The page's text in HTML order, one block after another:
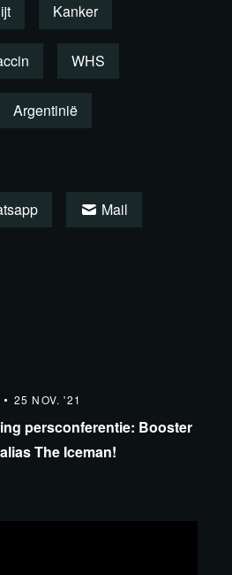
Kanker
WHS
Argentinië
Mail
25 NOV. '21
persconferentie: Booster
The Iceman!